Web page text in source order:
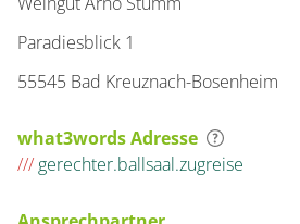
Paradiesblick 1
55545 Bad Kreuznach-Bosenheim
what3words Adresse
/// gerechter.ballsaal.zugreise